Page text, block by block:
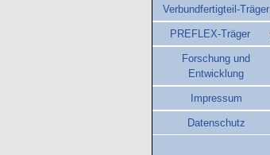
Verbundfertigteil-Träger
PREFLEX-Träger
Forschung und
Entwicklung
Impressum
Datenschutz